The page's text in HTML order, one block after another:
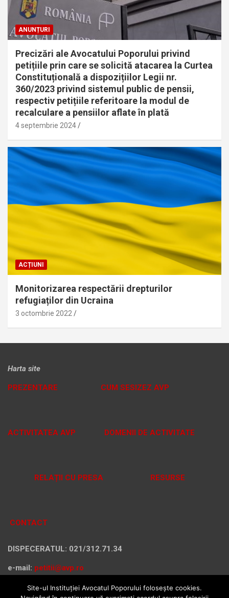
ANUNȚURI
Precizări ale Avocatului Poporului privind
petițiile prin care se solicită atacarea la Curtea
Constituțională a dispozițiilor Legii nr.
360/2023 privind sistemul public de pensii,
respectiv petițiile referitoare la modul de
recalculare a pensiilor aflate în plată
4 septembrie 2024
ACȚIUNI
Monitorizarea respectării drepturilor
refugiaților din Ucraina
3 octombrie 2022
Harta site
PREZENTARE CUM SESIZEZ AVP
ACTIVITATEA AVP DOMENII DE ACTIVITATE
RELAȚII CU PRESA RESURSE
CONTACT
DISPECERATUL: 021/312.71.34
e-mail: petitii@avp.ro
Site-ul Instituției Avocatul Poporului folosește cookies.